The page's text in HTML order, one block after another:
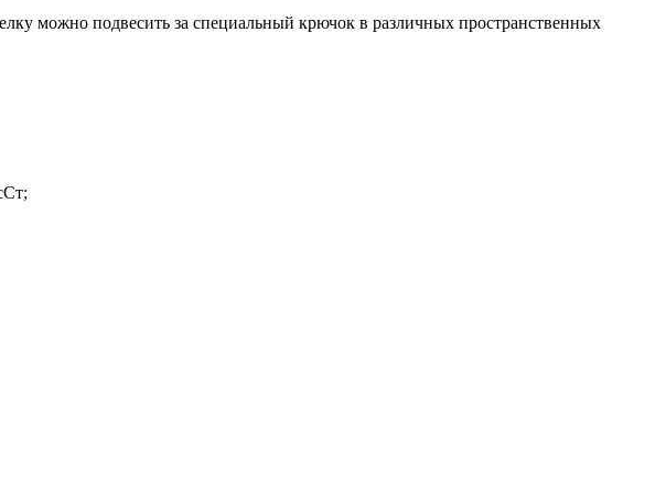
можно подвесить за специальный крючок в различных пространственных